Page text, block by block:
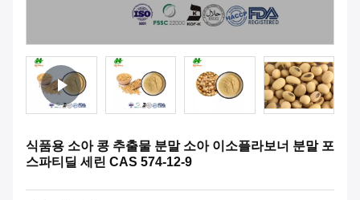
식품용 소아 콩 추출물 분말 소아 이소플라보너 분말 포
스파티딜 세린 CAS 574-12-9